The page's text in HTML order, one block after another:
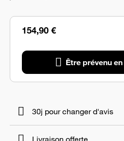
154,90 €
Être prévenu
30j pour changer d'avis
Livraison offerte